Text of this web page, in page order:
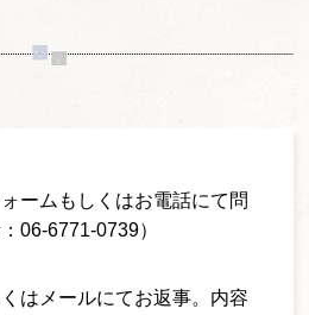
ームもしくはお電話にて問
06-6771-0739）
はメールにてお返事。内容